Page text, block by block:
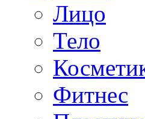
Лицо
Тело
Фитнес